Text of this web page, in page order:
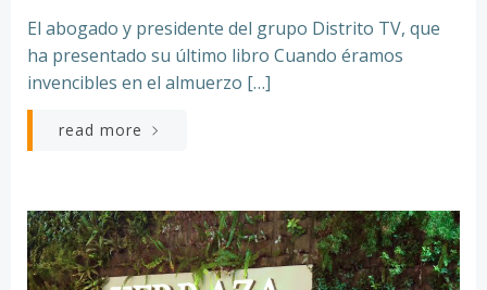
El abogado y presidente del grupo Distrito TV, que
ha presentado su último libro Cuando éramos
invencibles en el almuerzo […]
read more